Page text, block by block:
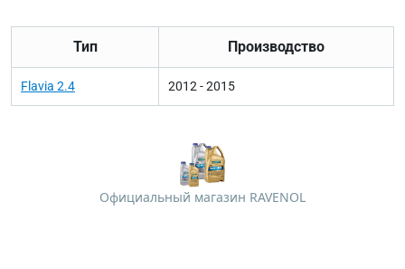
Тип Производство
Flavia 2.4 2012 - 2015
Официальный магазин RAVENOL